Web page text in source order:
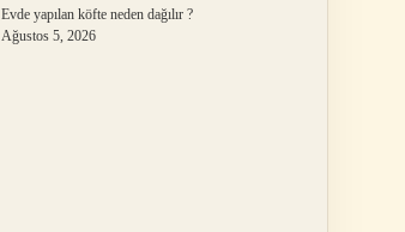
Evde yapılan köfte neden dağılır ?
Ağustos 5, 2026